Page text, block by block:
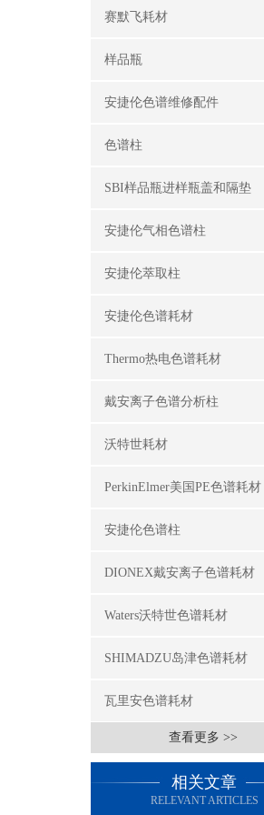
赛默飞耗材
样品瓶
安捷伦色谱维修配件
色谱柱
SBI样品瓶进样瓶盖和隔垫
安捷伦气相色谱柱
安捷伦萃取柱
安捷伦色谱耗材
Thermo热电色谱耗材
戴安离子色谱分析柱
沃特世耗材
PerkinElmer美国PE色谱耗材
安捷伦色谱柱
DIONEX戴安离子色谱耗材
Waters沃特世色谱耗材
SHIMADZU岛津色谱耗材
瓦里安色谱耗材
查看更多 >>
相关文章
RELEVANT ARTICLES